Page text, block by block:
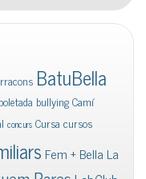
BatuBella
boletada bullyingCamí
concurs Cursa cursos
Fem + Bella La